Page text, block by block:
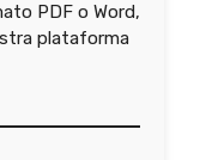
PDF o Word,
plataforma